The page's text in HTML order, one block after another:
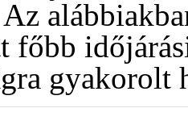
főbb
gyakorolt